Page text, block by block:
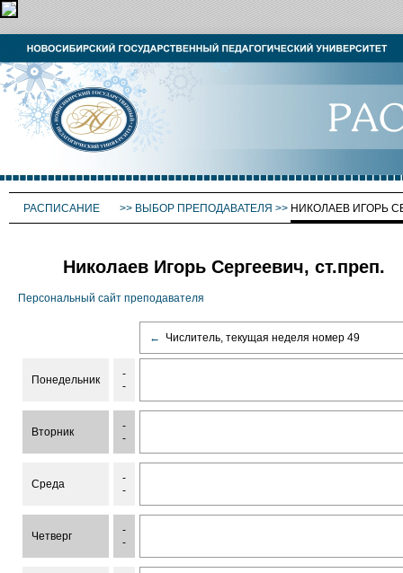
РАСПИСАНИЕ >> ВЫБОР ПРЕПОДАВАТЕЛЯ >> НИКОЛАЕВ ИГОРЬ
Николаев Игорь Сергеевич, ст.преп.
Персональный сайт преподавателя
← Числитель, текущая неделя номер 49
Понедельник
-
-
Вторник
-
-
Среда
-
-
Четверг
-
-